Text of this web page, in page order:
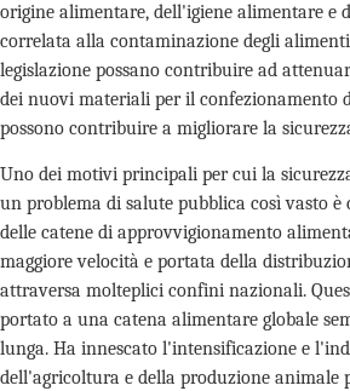
origine alimentare, dell'igiene alimentare e
correlata alla contaminazione degli
legislazione possano contribuire ad
dei nuovi materiali per il confezionamento
possono contribuire a migliorare la
Uno dei motivi principali per cui la
un problema di salute pubblica così vasto è
delle catene di approvvigionamento
maggiore velocità e portata della
attraversa molteplici confini nazionali.
portato a una catena alimentare globale
lunga. Ha innescato l'intensificazione e
dell'agricoltura e della produzione animale